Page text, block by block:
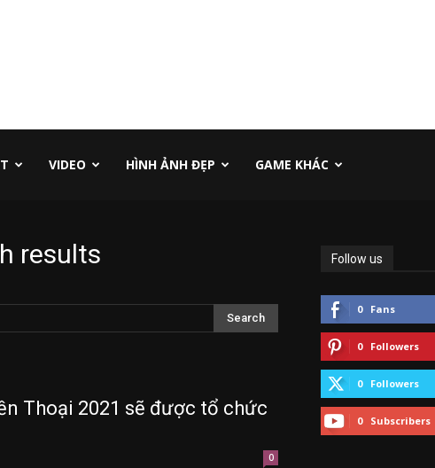
VIDEO HÌNH ẢNH ĐẸP GAME KHÁC
results
Thoại 2021 sẽ được tổ chức
0
Follow us
0 Fans
0 Followers
0 Followers
0 Subscribers